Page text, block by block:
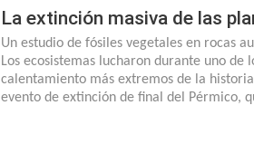
La extinción masiva de las
Un estudio de fósiles vegetales en rocas
Los ecosistemas lucharon durante uno de
calentamiento más extremos de la
evento de extinción de final del Pérmico,